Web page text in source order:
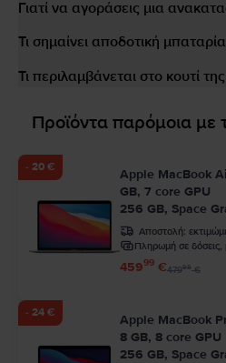
Γιατί να αγοράσεις μια
Τι σημαίνει αποδοτική
Τι περιλαμβάνεται στο κουτί
Προϊόντα παρόμοια με
- 20 €
Apple MacBook
GB, 7 core GPU
256 GB, Space
Αποστολή:
Πληρωμή σε δόσεις,
45999 €47999€
- 24 €
Apple MacBook
8 GB, 8 core GPU
256 GB, Space